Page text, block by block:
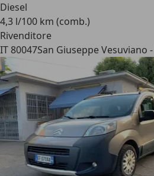
Diesel
4,3 l/100 km (comb.)
Rivenditore
IT 80047San Giuseppe Vesuviano